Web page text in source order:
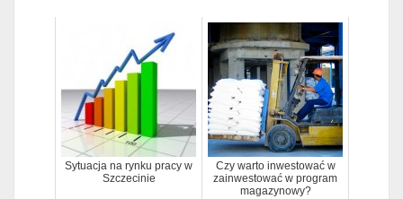
Sytuacja na rynku pracy w
Szczecinie
Czy warto inwestować w
zainwestować w program
magazynowy?